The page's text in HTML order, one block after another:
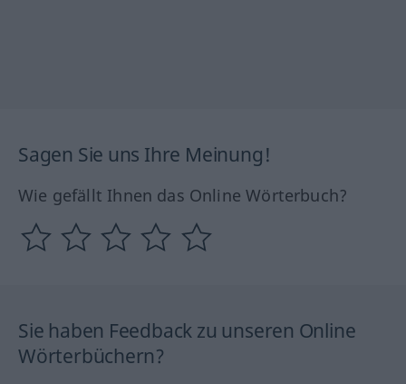
Sagen Sie uns Ihre Meinung!
Wie gefällt Ihnen das Online Wörterbuch?
Sie haben Feedback zu unseren Online
Wörterbüchern?